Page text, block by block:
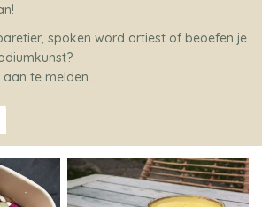
spoken word artiest of beoefen je
te melden..